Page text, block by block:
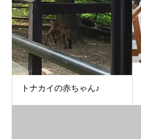
トナカイの赤ちゃん♪